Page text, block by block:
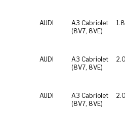
AUDI
A3 Cabriolet
(8V7, 8VE)
AUDI
A3 Cabriolet
(8V7, 8VE)
AUDI
A3 Cabriolet
(8V7, 8VE)